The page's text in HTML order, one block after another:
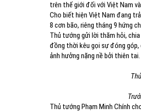
trên thế giới đối với Việt Nam
Cho biết hiện Việt Nam đang
8 cơn bão, riêng tháng 9 hứng
Thủ tướng gửi lời thăm hỏi,
đồng thời kêu gọi sự đóng góp,
ảnh hưởng nặng nề bởi thiên tai.
Thủ tướng Phạm Minh Chính